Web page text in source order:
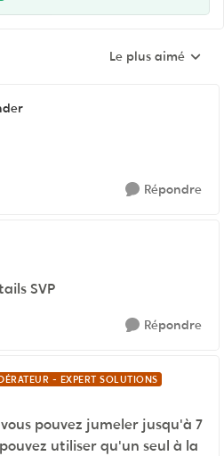
Réponses triées
Le plus aimé
Répondre
SVP
Répondre
- EXPERT SOLUTIONS
pouvez jumeler jusqu'à 7
utiliser qu'un seul à la